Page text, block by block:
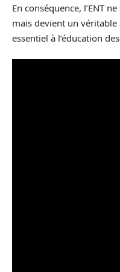
En conséquence, l’ENT
mais devient un véritable
essentiel à l’éducation